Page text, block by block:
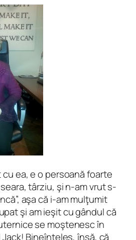
ea, e o persoană foarte
târziu, şi n-am vrut s-
aşa că i-am mulţumit
şi am ieşit cu gândul că
se moştenesc în
Bineînţeles, însă, că